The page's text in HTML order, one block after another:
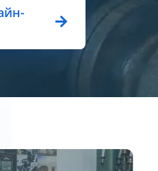
указанные в разделе
размещена на